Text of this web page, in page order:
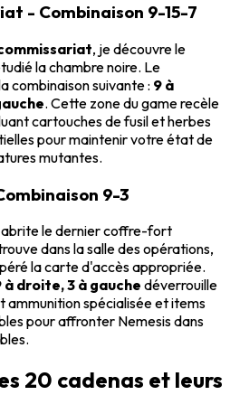
- Combinaison 9-15-7
, je découvre le
la chambre noire. Le
combinaison suivante : 9 à
. Cette zone du game recèle
cartouches de fusil et herbes
pour maintenir votre état de
mutantes.
9-3
abrite le dernier coffre-fort
dans la salle des opérations,
la carte d'accès appropriée.
à droite, 3 à gauche déverrouille
spécialisée et items
pour affronter Nemesis dans
20 cadenas et leurs